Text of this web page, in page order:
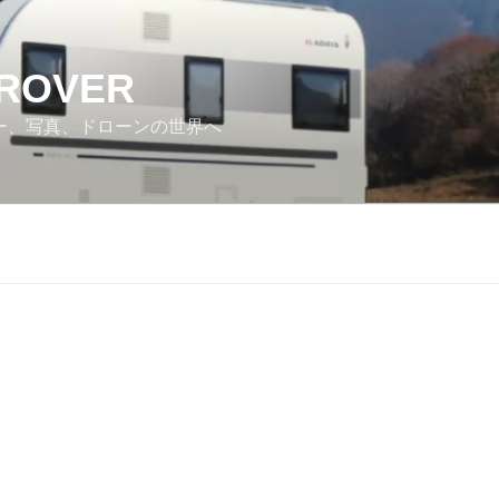
写真、ドローンの世界へ